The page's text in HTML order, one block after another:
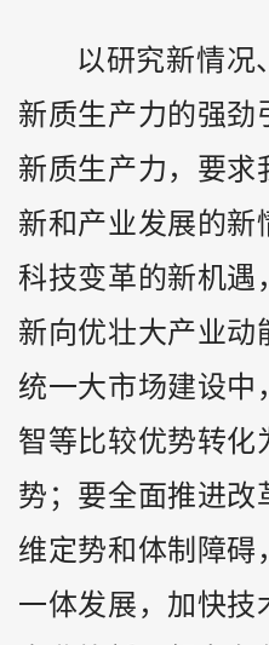
以研究新情况
新质生产力的强劲
新质生产力，要求
新和产业发展的新
科技变革的新机遇
新向优壮大产业动
统一大市场建设中
智等比较优势转化
势；要全面推进改
维定势和体制障碍
一体发展，加快技